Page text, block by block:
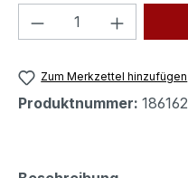
Produkt
Zum Merkzettel hinzufügen
Produktnummer: